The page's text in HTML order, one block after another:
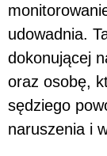
udowadnia.
dokonującej
oraz osobę,
sędziego
naruszenia i